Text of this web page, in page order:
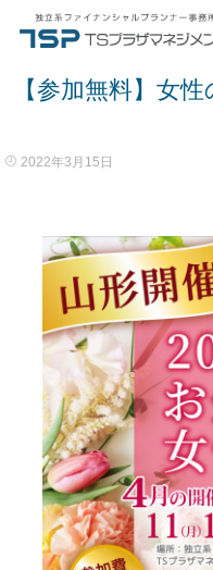
【参加無料】女
2022年3月15日